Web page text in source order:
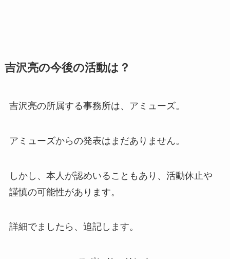
吉沢亮の今後の活動は？
吉沢亮の所属する事務所は、アミューズ。
アミューズからの発表はまだありません。
しかし、本人が認めいることもあり、活動休止や
謹慎の可能性があります。
詳細でましたら、追記します。